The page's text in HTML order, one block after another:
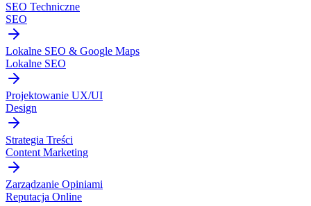
SEO Techniczne
SEO
Lokalne SEO & Google Maps
Lokalne SEO
Projektowanie UX/UI
Design
Strategia Treści
Content Marketing
Zarządzanie Opiniami
Reputacja Online